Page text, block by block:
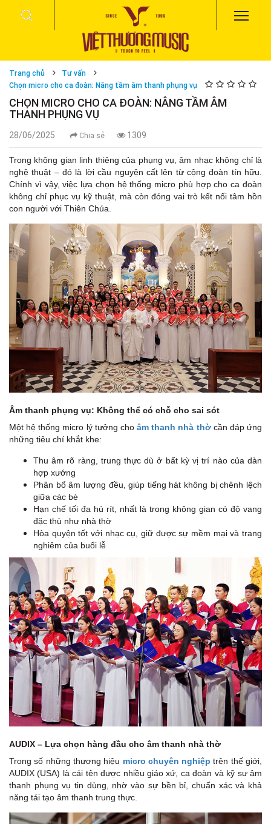
Trang chủ
Tư vấn
Chọn micro cho ca đoàn: Nâng tầm âm thanh phụng vụ
CHỌN MICRO CHO CA ĐOÀN: NÂNG TẦM ÂM
THANH PHỤNG VỤ
28/06/2025 Chia sẻ 1309
Trong không gian linh thiêng của phụng vụ, âm nhạc không chỉ là
nghệ thuật – đó là lời cầu nguyện cất lên từ cộng đoàn tín hữu.
Chính vì vậy, việc lựa chọn hệ thống micro phù hợp cho ca đoàn
không chỉ phục vụ kỹ thuật, mà còn đóng vai trò kết nối tâm hồn
con người với Thiên Chúa.
Âm thanh phụng vụ: Không thể có chỗ cho sai sót
Một hệ thống micro lý tưởng choâm thanh nhà thờcần đáp ứng
những tiêu chí khắt khe:
Thu âm rõ ràng, trung thực dù ở bất kỳ vị trí nào của dàn
hợp xướng
Phân bổ âm lượng đều, giúp tiếng hát không bị chênh lệch
giữa các bè
Hạn chế tối đa hú rít, nhất là trong không gian có độ vang
đặc thù như nhà thờ
Hòa quyện tốt với nhạc cụ, giữ được sự mềm mại và trang
nghiêm của buổi lễ
AUDIX – Lựa chọn hàng đầu cho âm thanh nhà thờ
Trong số những thương hiệu micro chuyên nghiệp trên thế giới,
AUDIX (USA) là cái tên được nhiều giáo xứ, ca đoàn và kỹ sư âm
thanh phụng vụ tin dùng, nhờ vào sự bền bỉ, chuẩn xác và khả
năng tái tạo âm thanh trung thực.